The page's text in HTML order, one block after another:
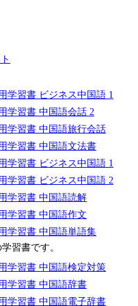
学習書 ビジネス中国語 1
学習書 中国語会話 2
学習書 中国語旅行会話
学習書 中国語文法書
学習書 ビジネス中国語 1
学習書 ビジネス中国語 2
学習書 中国語読解
学習書 中国語作文
学習書 中国語単語集
習書です。
学習書 中国語検定対策
学習書 中国語辞書
学習書 中国語電子辞書